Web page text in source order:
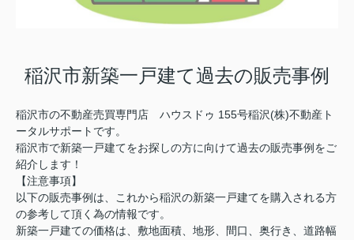
稲沢市新築一戸建て過去の販売事例
稲沢市の不動産売買専門店 ハウスドゥ 155号稲沢(株)不動産ト
ータルサポートです。
稲沢市で新築一戸建てをお探しの方に向けて過去の販売事例をご
紹介します！
【注意事項】
以下の販売事例は、これから稲沢の新築一戸建てを購入される方
の参考して頂く為の情報です。
新築一戸建ての価格は、敷地面積、地形、間口、奥行き、道路幅